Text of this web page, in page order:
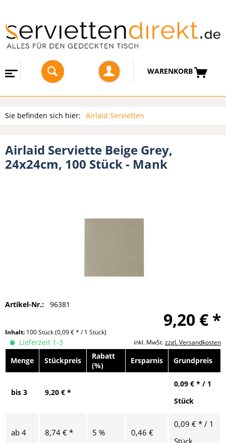
WARENKORB
Sie befinden sich hier: Airlaid Servietten
Airlaid Serviette Beige Grey,
24x24cm, 100 Stück - Mank
Artikel-Nr.: 96381
9,20 € *
Inhalt: 100 Stück(0,09 € * / 1 Stück)
inkl. MwSt.zzgl. Versandkosten
Lieferzeit 1-3
Menge
Stückpreis
Rabatt
(%)
Ersparnis Grundpreis
bis 3 9,20 € *
0,09 € * / 1
Stück
ab 4 8,74 € * 5 % 0,46 €
0,09 € * / 1
Stück